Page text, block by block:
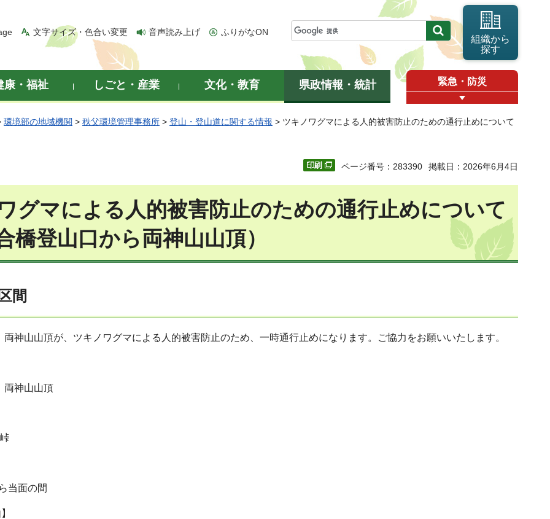
文字サイズ・色合い変更 音声読み上げ ふりがなON
組織から
探す
康・福祉 しごと・産業 文化・教育 県政情報・統計 緊急・防災
環境部の地域機関 > 秩父環境管理事務所 > 登山・登山道に関する情報 > ツキノワグマによる人的被害防止のための通行止めについて
ページ番号：283390 掲載日：2026年6月4日
グマによる人的被害防止のための通行止めについて
橋登山口から両神山山頂）
間
神山山頂が、ツキノワグマによる人的被害防止のため、一時通行止めになります。ご協力をお願いいたします。
神山山頂
当面の間